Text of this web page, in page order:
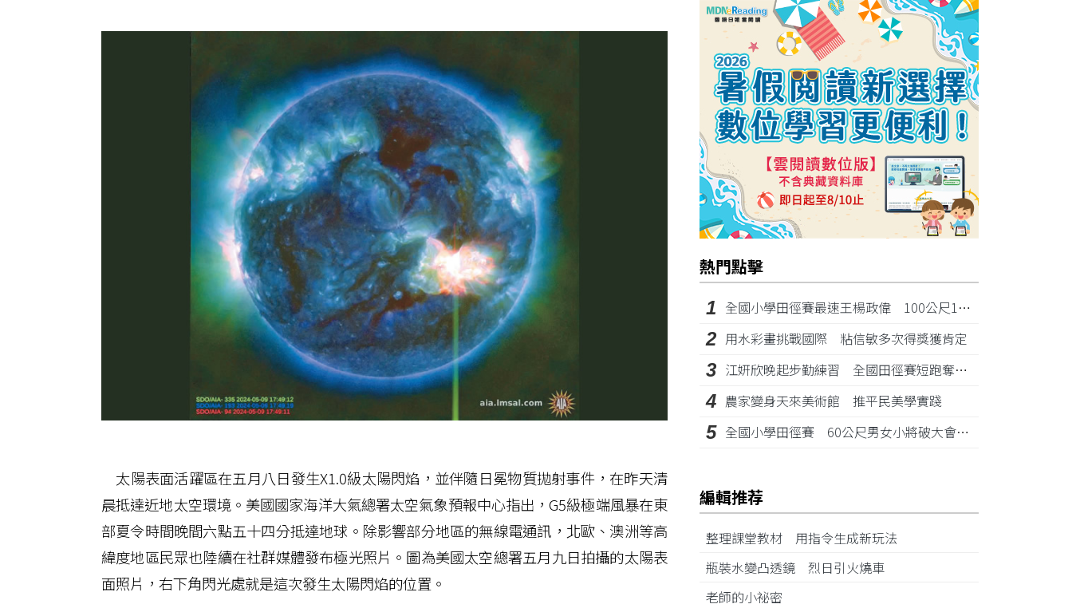
太陽表面活躍區在五月八日發生X1.0級太陽閃焰，並伴隨日冕物質拋射事件，在昨天清
晨抵達近地太空環境。美國國家海洋大氣總署太空氣象預報中心指出，G5級極端風暴在東
部夏令時間晚間六點五十四分抵達地球。除影響部分地區的無線電通訊，北歐、澳洲等高
緯度地區民眾也陸續在社群媒體發布極光照片。圖為美國太空總署五月九日拍攝的太陽表
面照片，右下角閃光處就是這次發生太陽閃焰的位置。
熱門點擊
1 全國小學田徑賽最速王楊政偉 100公尺11秒87奪金
2 用水彩畫挑戰國際 粘信敏多次得獎獲肯定
3 江姸欣晚起步勤練習 全國田徑賽短跑奪金摘銅
4 農家變身天來美術館 推平民美學實踐
5 全國小學田徑賽 60公尺男女小將破大會紀錄
編輯推荐
整理課堂教材 用指令生成新玩法
瓶裝水變凸透鏡 烈日引火燒車
老師的小祕密